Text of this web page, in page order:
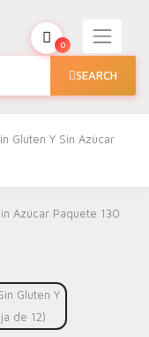
SEARCH
0
Gluten Y Sin Azúcar